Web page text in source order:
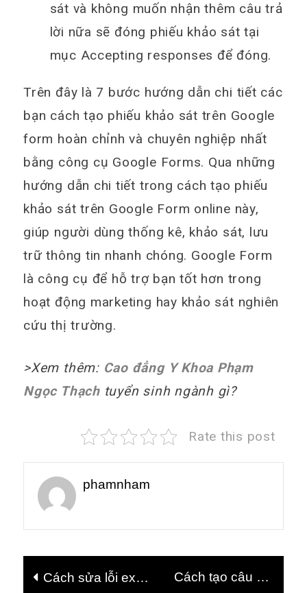
sát và không muốn nhận thêm câu trả
lời nữa sẽ đóng phiếu khảo sát tại
mục Accepting responses để đóng.
Trên đây là 7 bước hướng dẫn chi tiết các
bạn cách tạo phiếu khảo sát trên Google
form hoàn chỉnh và chuyên nghiệp nhất
bằng công cụ Google Forms. Qua những
hướng dẫn chi tiết trong cách tạo phiếu
khảo sát trên Google Form online này,
giúp người dùng thống kê, khảo sát, lưu
trữ thông tin nhanh chóng. Google Form
là công cụ để hỗ trợ bạn tốt hơn trong
hoạt động marketing hay khảo sát nghiên
cứu thị trường.
>Xem thêm: Cao đẳng Y Khoa Phạm
Ngọc Thạchtuyển sinh ngành gì?
Rate this post
phamnham
Điều
hướng
Cách sửa lỗi excel
Cách tạo câu hỏi